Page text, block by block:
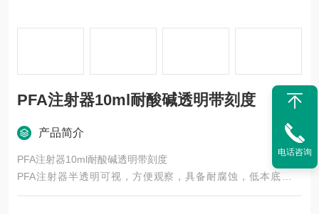
PFA注射器10ml耐酸碱透明带刻度
产品简介
PFA注射器10ml耐酸碱透明带刻度
PFA注射器半透明可视，方便观察，具备耐腐蚀，低本底的特
点。
电话咨询